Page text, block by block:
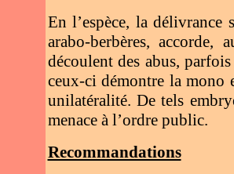
En l’espèce, la délivrance
arabo-berbères, accorde,
découlent des abus,
ceux-ci démontre la mono
unilatéralité. De tels
menace à l’ordre public.
Recommandations